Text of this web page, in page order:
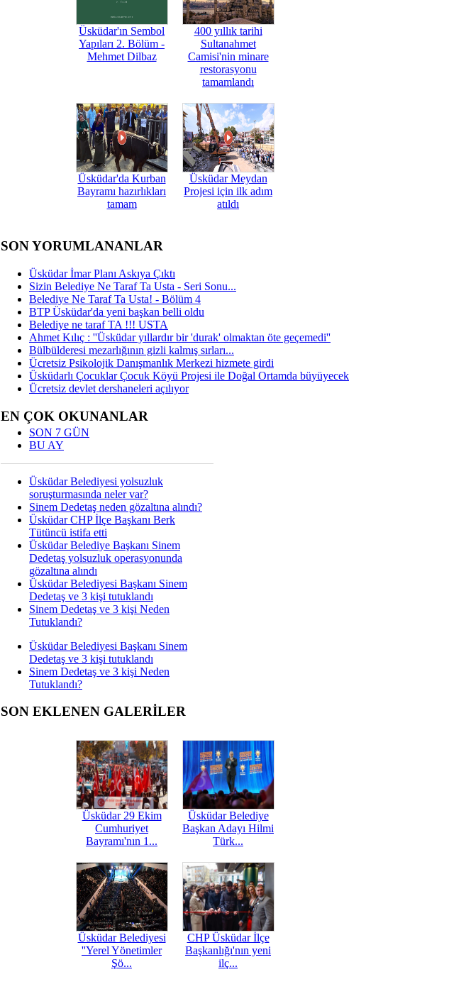
Üsküdar'ın Sembol
Yapıları 2. Bölüm -
Mehmet Dilbaz
400 yıllık tarihi
Sultanahmet
Camisi'nin minare
restorasyonu
tamamlandı
Üsküdar'da Kurban
Bayramı hazırlıkları
tamam
Üsküdar Meydan
Projesi için ilk adım
atıldı
SON YORUMLANANLAR
Üsküdar İmar Planı Askıya Çıktı
Sizin Belediye Ne Taraf Ta Usta - Seri Sonu...
Belediye Ne Taraf Ta Usta! - Bölüm 4
BTP Üsküdar'da yeni başkan belli oldu
Belediye ne taraf TA !!! USTA
Ahmet Kılıç : ''Üsküdar yıllardır bir 'durak' olmaktan öte geçemedi''
Bülbülderesi mezarlığının gizli kalmış sırları...
Ücretsiz Psikolojik Danışmanlık Merkezi hizmete girdi
Üsküdarlı Çocuklar Çocuk Köyü Projesi ile Doğal Ortamda büyüyecek
Ücretsiz devlet dershaneleri açılıyor
EN ÇOK OKUNANLAR
SON 7 GÜN
BU AY
Üsküdar Belediyesi yolsuzluk
soruşturmasında neler var?
Sinem Dedetaş neden gözaltına alındı?
Üsküdar CHP İlçe Başkanı Berk
Tütüncü istifa etti
Üsküdar Belediye Başkanı Sinem
Dedetaş yolsuzluk operasyonunda
gözaltına alındı
Üsküdar Belediyesi Başkanı Sinem
Dedetaş ve 3 kişi tutuklandı
Sinem Dedetaş ve 3 kişi Neden
Tutuklandı?
Üsküdar Belediyesi Başkanı Sinem
Dedetaş ve 3 kişi tutuklandı
Sinem Dedetaş ve 3 kişi Neden
Tutuklandı?
SON EKLENEN GALERİLER
Üsküdar 29 Ekim
Cumhuriyet
Bayramı'nın 1...
Üsküdar Belediye
Başkan Adayı Hilmi
Türk...
Üsküdar Belediyesi
''Yerel Yönetimler
Şö...
CHP Üsküdar İlçe
Başkanlığı'nın yeni
ilç...